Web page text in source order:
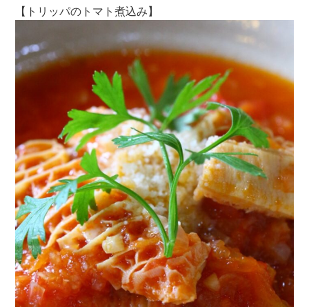
【トリッパのトマト煮込み】